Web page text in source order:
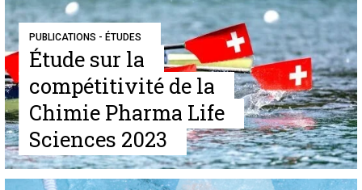
PUBLICATIONS - ÉTUDES
Étude sur la
compétitivité de la
Chimie Pharma Life
Sciences 2023